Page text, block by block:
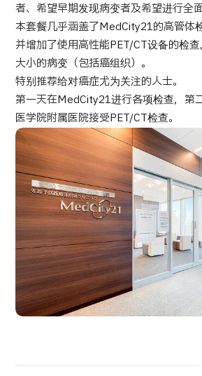
TOP
关于JMHC
面向国际患者
关于日本医疗
就诊流程
医疗项目检索
按部位・疾病搜索
按检查・术式・
治疗方法搜索
搜索美容医疗
内容精选
新闻
者、希望早期发现病变者及希望进行全
本套餐几乎涵盖了MedCity21的高管体
并增加了使用高性能PET/CT设备的检
大小的病变（包括癌组织）。
特别推荐给对癌症尤为关注的人士。
第一天在MedCity21进行各项检查，第
医学院附属医院接受PET/CT检查。